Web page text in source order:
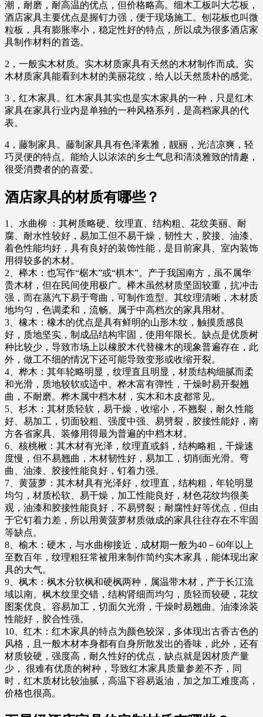
潮，耐磨，耐高温的优点，但价格略高。细木工板叫大芯板，
酒店家具主要优点是握钉力强，便于现场施工。刨花板也叫微
粒板，具有膨胀率小，稳定性好的特点，所以成为很多酒店家
具制作材料的首选。
2，一般实木材质。实木材质家具有天然的木材制作而成。实
木材质家具能看到木材的美丽花纹，给人以天然质朴的感觉。
3，红木家具。红木家具其实也是实木家具的一种，只是红木
家具在家具行业内是单独的一种风格系列，是高档家具的代
表。
4，藤制家具。藤制家具具有色泽素雅，靓丽，光洁凉爽，轻
巧灵便的特点。能给人以浓浓的乡土气息和清淡雅致的情趣，
很受消费者的的喜爱。
酒店家具的材质有哪些？
1、水曲柳 ：其树质略硬、纹理直、结构粗、花纹美丽、耐
腐、耐水性较好，易加工但不易干燥，韧性大，胶接、油漆、
着色性能均好，具有良好的装饰性能，是目前家具、室内装饰
用得较多的木材。
2、榉木：也写作“椐木”或“椇木”。产于我国南方，虽不属华
贵木材，但在民间使用极广。榉木虽然材质坚固较重，抗冲击
强，而在蒸汽下易于弯曲，可制作造型。其纹理清晰，木材质
地均匀，色调柔和，流畅。属于中高档次的家具用材。
3、橡木：橡木的优点是具有鲜明的山形木纹，触摸质感良
好，质地坚实，制成品结构牢固，使用年限长。缺点是优质树
种比较少，导致市场上以橡胶木代替橡木的现象普遍存在，此
外，做工不细的情况下还可能导致变形或收缩开裂。
4、桦木：其年轮略明显，纹理直且明显，材质结构细腻而柔
和光滑，质地较软或适中。桦木富有弹性，干燥时易开裂翘
曲，不耐磨。桦木属中档木材，实木和木皮都常见。
5、杉木：其材质轻软，易干燥，收缩小，不翘裂，耐久性能
好、易加工，切面较粗、强度中强、易劈裂，胶接性能好，南
方各省家具、装修用得最为普遍的中档木材。
6、核桃楸：其木材有光泽，纹理直或斜，结构略粗，干燥速
度慢，但不易翘曲，木材韧性好，易加工，切削面光滑。弯
曲、油漆、胶接性能良好，钉着力强。
7、黄菠萝：其木材具有光泽好，纹理直，结构粗，年轮明显
均匀，材质松软、易干燥，加工性能良好，材色花纹均很美
观，油漆和胶接性能良好，不易劈裂；耐腐性好等优点，但由
于它钉着力差，所以用黄菠萝材质做成的家具往往存在不牢固
等缺点。
8、榆木：硬木，与水曲柳接近，成材期一般为40－60年以上
至数百年，纹理粗狂常被用来制作简约实木家具，能体现出家
具的大气。
9、枫木：枫木分软枫和硬枫两种，属温带木材，产于长江流
域以南。枫木纹里交错，结构肾细而均匀，质轻而较硬，花纹
图案优良。容易加工，切面欠光滑，干燥时易翘曲。油漆涂装
性能好，胶合性强。
10、红木：红木家具的特点为颜色较深，多体现出古香古色的
风格，且一般木材本身都有自身所散发出的香味，此外，还有
材质较硬，强度高，耐久性好的优点，缺点就是因材质产量
少， 很难有优质的树种，导致红木家具质量参差不齐，同
时，红木质材比较油腻，高温下容易返油，加之加工难度高，
价格也很高。